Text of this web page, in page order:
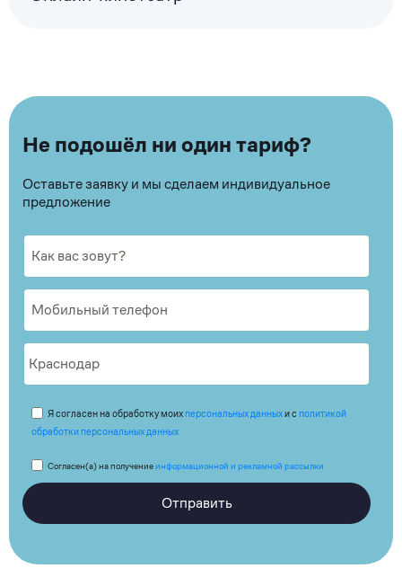
Не подошёл ни один тариф?
Оставьте заявку и мы сделаем индивидуальное
предложение
Я согласен на обработку моих персональных данныхи с политикой
обработки персональных данных
Согласен(а) на получениеинформационной и рекламной рассылки
Отправить